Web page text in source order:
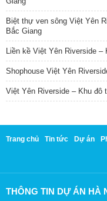
Biệt thự ven sông Việt Yên
Bắc Giang
Liền kề Việt Yên Riverside –
Shophouse Việt Yên
Việt Yên Riverside – Khu đô
Trang chủ Tin tức Dự án
THÔNG TIN DỰ ÁN HÀ